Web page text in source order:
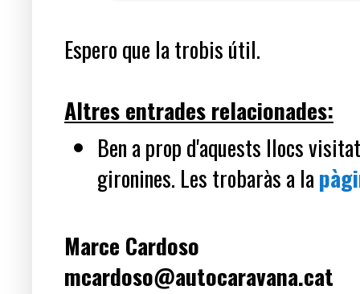
Espero que la trobis útil.
Altres entrades relacionades:
Ben a prop d'aquests llocs
gironines. Les trobaràs a la
Marce Cardoso
mcardoso@autocaravana.cat